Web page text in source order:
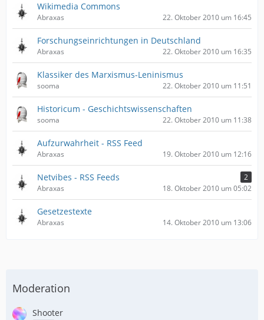
Wikimedia Commons
Abraxas 22. Oktober 2010 um 16:45
Forschungseinrichtungen in Deutschland
Abraxas 22. Oktober 2010 um 16:35
Klassiker des Marxismus-Leninismus
sooma 22. Oktober 2010 um 11:51
Historicum - Geschichtswissenschaften
sooma 22. Oktober 2010 um 11:38
Aufzurwahrheit - RSS Feed
Abraxas 19. Oktober 2010 um 12:16
Netvibes - RSS Feeds
2
Abraxas
18. Oktober 2010 um 05:02
Gesetzestexte
Abraxas 14. Oktober 2010 um 13:06
Moderation
Shooter